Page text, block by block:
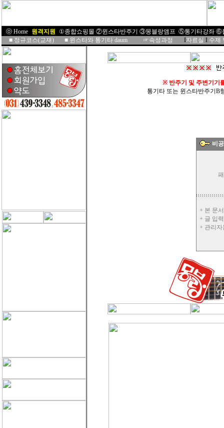
ⓞ Home 원격지원 ①종합쇼핑몰 ②윈스타반주기 ③몽블랑앰프 ⑤통기타강좌 ⑥
■ 정규코스(교재) ■ 윈스타와 통기타 daum ☞속성과정 I자료실 I 수제
※ 반주기 및 주변기기
통기타 또는 윈스타반주기B
비
+ 본 문
+ 글 입
+ 관리자